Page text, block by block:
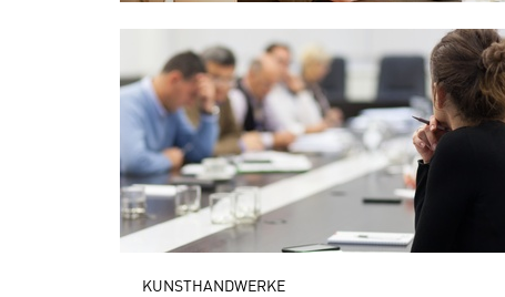
KUNSTHANDWERKE